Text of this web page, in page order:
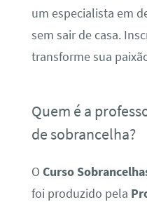
um especialista em
sem sair de casa.
transforme sua
Quem é a
de sobrancelha?
O Curso
foi produzido pela